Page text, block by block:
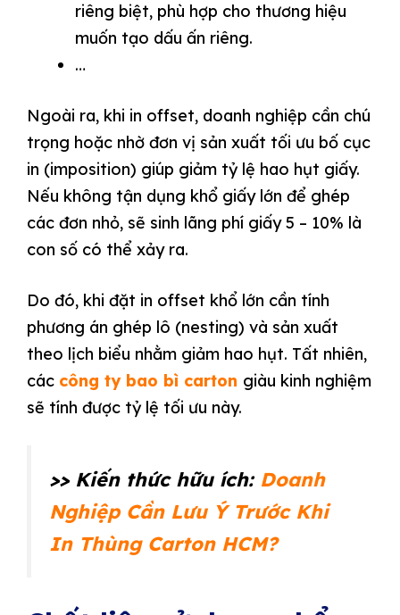
riêng biệt, phù hợp cho thương hiệu
muốn tạo dấu ấn riêng.
…
Ngoài ra, khi in offset, doanh nghiệp cần chú
trọng hoặc nhờ đơn vị sản xuất tối ưu bố cục
in (imposition) giúp giảm tỷ lệ hao hụt giấy.
Nếu không tận dụng khổ giấy lớn để ghép
các đơn nhỏ, sẽ sinh lãng phí giấy 5 – 10% là
con số có thể xảy ra.
Do đó, khi đặt in offset khổ lớn cần tính
phương án ghép lô (nesting) và sản xuất
theo lịch biểu nhằm giảm hao hụt. Tất nhiên,
các công ty bao bì carton giàu kinh nghiệm
sẽ tính được tỷ lệ tối ưu này.
>> Kiến thức hữu ích: Doanh
Nghiệp Cần Lưu Ý Trước Khi
In Thùng Carton HCM?